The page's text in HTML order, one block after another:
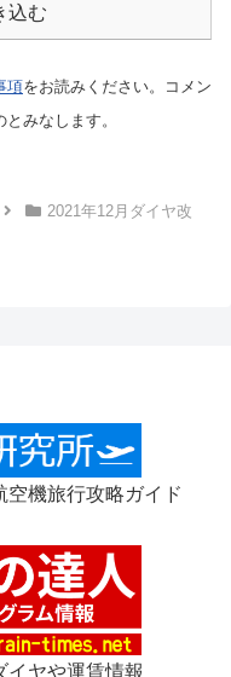
込む
項をお読みください。コメン
みなします。
2021年12月ダイヤ改
機旅行攻略ガイド
ヤや運賃情報